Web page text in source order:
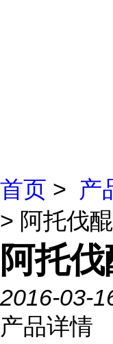
首页 > 产
> 阿托伐醌
阿托
2016-03-
产品详情